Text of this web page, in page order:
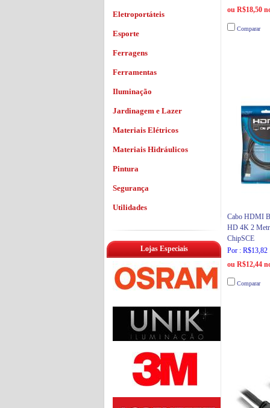
ou R$18,50
Comparar
Cabo HDMI
HD 4K 2
ChipSCE
Por : R$13,82
ou R$12,44
Comparar
Eletroportáteis
Esporte
Ferragens
Ferramentas
Iluminação
Jardinagem e Lazer
Materiais Elétricos
Materiais Hidráulicos
Pintura
Segurança
Utilidades
Lojas Especiais